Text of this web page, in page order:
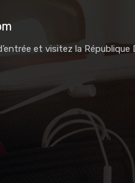
et visitez la